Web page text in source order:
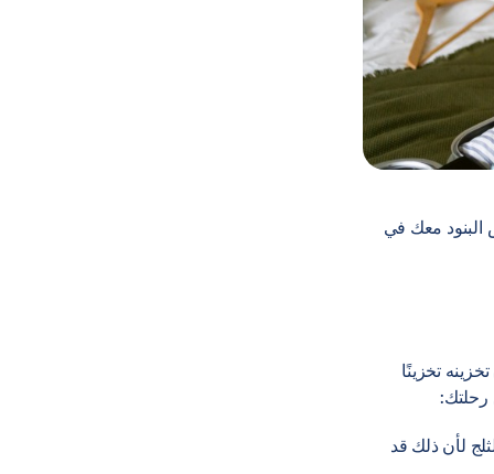
[1، 3]. يجب أن تكون بعض البنود معك في
تخزينًا
رحلتك:
مباشرة على الثلج لأن ذلك قد